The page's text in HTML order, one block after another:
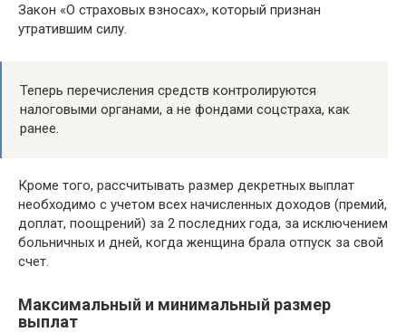
Закон «О страховых взносах», который признан
утратившим силу.
Теперь перечисления средств контролируются
налоговыми органами, а не фондами соцстраха, как
ранее.
Кроме того, рассчитывать размер декретных выплат
необходимо с учетом всех начисленных доходов (премий,
доплат, поощрений) за 2 последних года, за исключением
больничных и дней, когда женщина брала отпуск за свой
счет.
Максимальный и минимальный размер
выплат